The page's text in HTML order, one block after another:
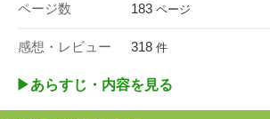
ページ数 183 ページ
感想・レビュー 318 件
▶︎あらすじ・内容を見る